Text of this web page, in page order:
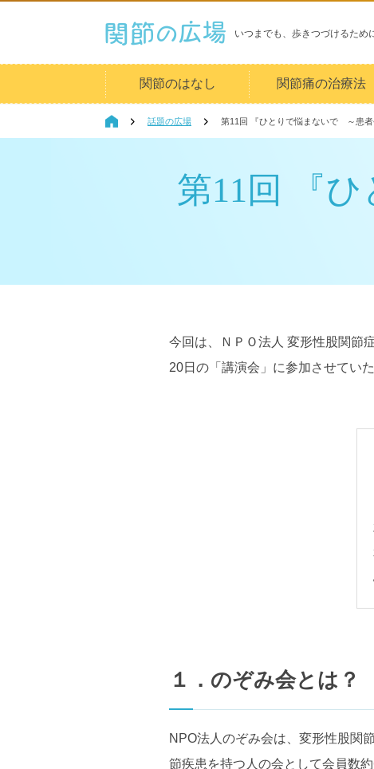
いつまでも、歩きつづけるため
関節のはなし 関節痛の治療法
話題の広場 第11回 『ひとりで悩まないで ～患者
第11回 『
今回は、ＮＰＯ法人 変形性股関節
20日の「講演会」に参加させてい
１．のぞみ会とは？
NPO法人のぞみ会は、変形性股関
節疾患を持つ人の会として会員数